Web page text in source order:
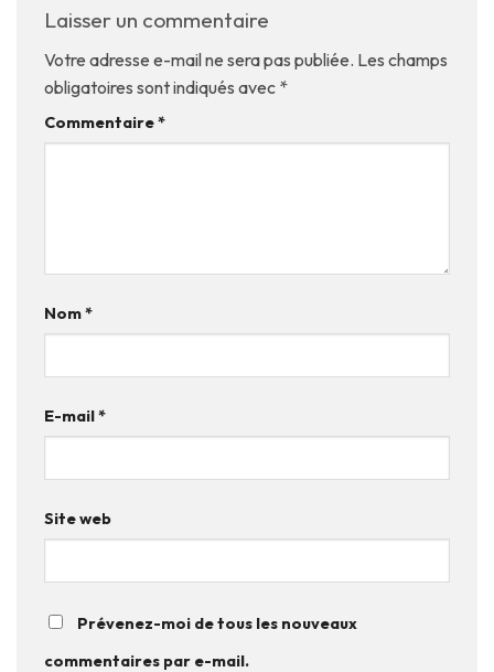
Laisser un commentaire
Votre adresse e-mail ne sera pas publiée. Les champs
obligatoires sont indiqués avec *
Commentaire*
Nom*
E-mail*
Site web
Prévenez-moi de tous les nouveaux
commentaires par e-mail.